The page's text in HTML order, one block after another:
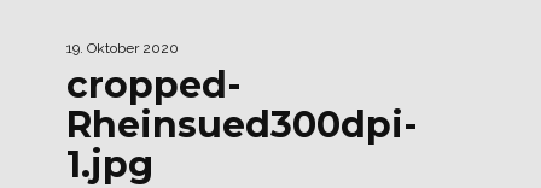
19. Oktober 2020
cropped-
Rheinsued300dpi-
1.jpg